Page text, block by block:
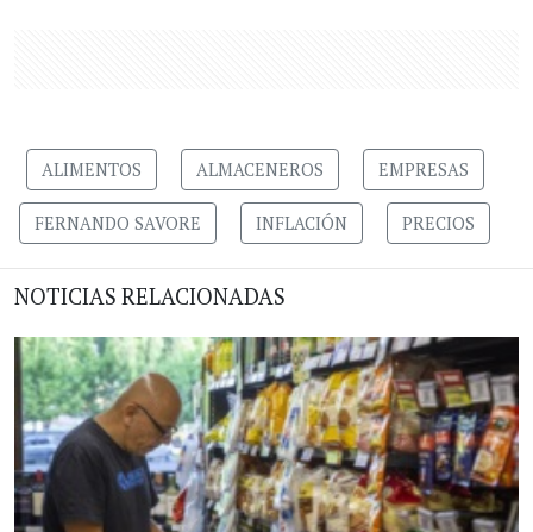
ALIMENTOS ALMACENEROS EMPRESAS
FERNANDO SAVORE INFLACIÓN PRECIOS
NOTICIAS RELACIONADAS